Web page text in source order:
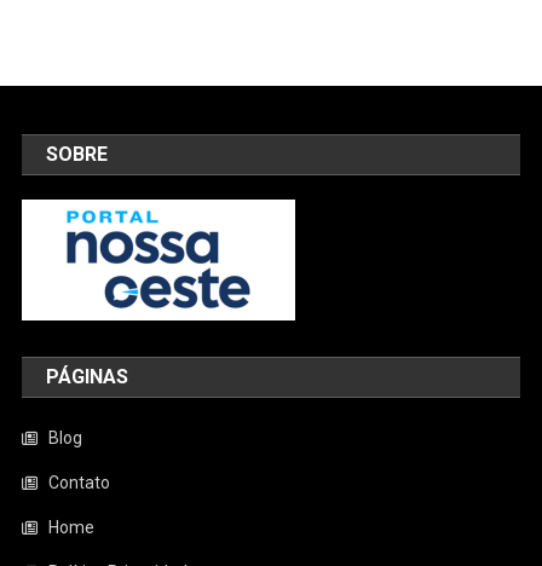
SOBRE
PÁGINAS
Blog
Contato
Home